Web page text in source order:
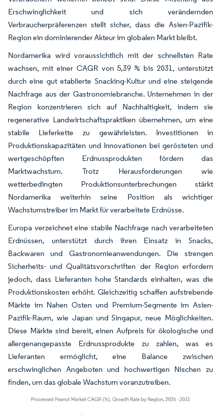
Erschwinglichkeit und sich verändernden
Verbraucherpräferenzen stellt sicher, dass die Asien-Pazifik-
Region ein dominierender Akteur im globalen Markt bleibt.
Nordamerika wird voraussichtlich mit der schnellsten Rate
wachsen, mit einer CAGR von 5,39 % bis 2031, unterstützt
durch eine gut etablierte Snacking-Kultur und eine steigende
Nachfrage aus der Gastronomiebranche. Unternehmen in der
Region konzentrieren sich auf Nachhaltigkeit, indem sie
regenerative Landwirtschaftspraktiken übernehmen, um eine
stabile Lieferkette zu gewährleisten. Investitionen in
Produktionskapazitäten und Innovationen bei gerösteten und
wertgeschöpften Erdnussprodukten fördern das
Marktwachstum. Trotz Herausforderungen wie
wetterbedingten Produktionsunterbrechungen stärkt
Nordamerika weiterhin seine Position als wichtiger
Wachstumstreiber im Markt für verarbeitete Erdnüsse.
Europa verzeichnet eine stabile Nachfrage nach verarbeiteten
Erdnüssen, unterstützt durch ihren Einsatz in Snacks,
Backwaren und Gastronomieanwendungen. Die strengen
Sicherheits- und Qualitätsvorschriften der Region erfordern
jedoch, dass Lieferanten hohe Standards einhalten, was die
Produktionskosten erhöht. Gleichzeitig schaffen aufstrebende
Märkte im Nahen Osten und Premium-Segmente im Asien-
Pazifik-Raum, wie Japan und Singapur, neue Möglichkeiten.
Diese Märkte sind bereit, einen Aufpreis für ökologische und
allergenangepasste Erdnussprodukte zu zahlen, was es
Lieferanten ermöglicht, eine Balance zwischen
erschwinglichen Angeboten und hochwertigen Nischen zu
finden, um das globale Wachstum voranzutreiben.